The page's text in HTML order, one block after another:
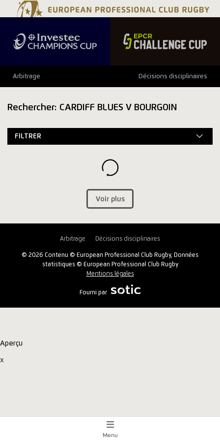
Arbitrage Décisions disciplinaires
Rechercher: CARDIFF BLUES V BOURGOIN
FILTRER
Voir plus
Arbitrage Décisions disciplinaires
© 2026 Contenu © European Professional Club Rugby, Données
statistiques © European Professional Club Rugby
Mentions légales
Fourni par
Aperçu
x
Menu